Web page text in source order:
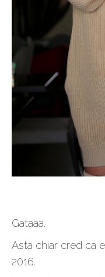
Gataaa.
Asta chiar cred ca
2016.